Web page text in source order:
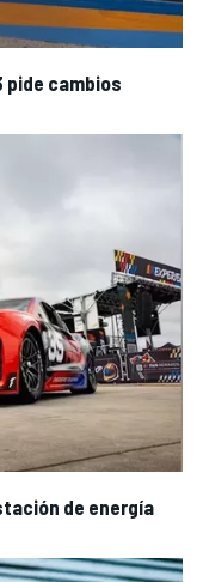
pide cambios
de energía